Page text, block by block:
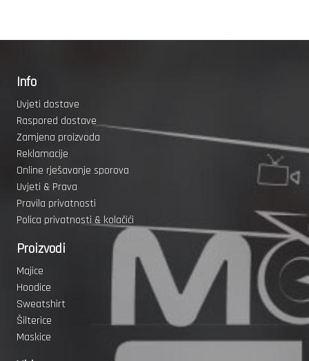
Info
Uvjeti dostave
Raspored dostave
Zamjena proizvoda
Reklamacije
Online rješavanje sporova
Uvjeti & Prava
Pravila privatnosti
Polica privatnosti & kolačići
Proizvodi
Majice
Hoodice
Sweatshirt
Šilterice
Maskice